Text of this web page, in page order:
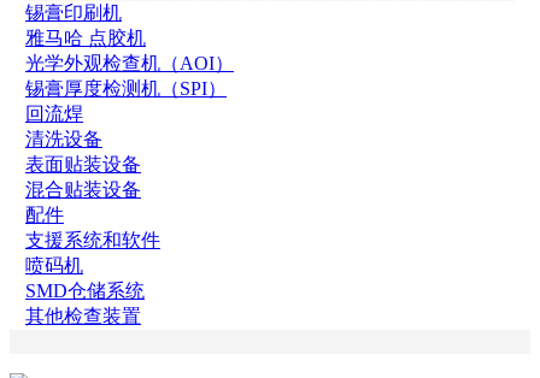
锡膏印刷机
雅马哈 点胶机
光学外观检查机（AOI）
锡膏厚度检测机（SPI）
回流焊
清洗设备
表面贴装设备
混合贴装设备
配件
支援系统和软件
喷码机
SMD仓储系统
其他检查装置